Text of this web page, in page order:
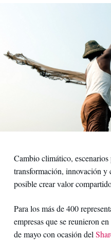
Cambio climático,
transformación, innovación y
posible crear valor
Para los más de 400
empresas que se reunieron
de mayo con ocasión del